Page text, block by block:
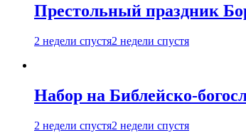
Престольный праздник
2 недели спустя2 недели спустя
Набор на Библейско-
2 недели спустя2 недели спустя